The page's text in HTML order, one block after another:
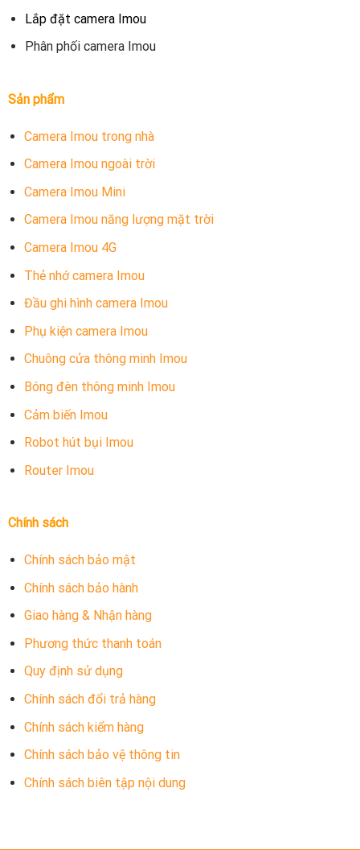
Lắp đặt camera Imou
Phân phối camera Imou
Sản phẩm
Camera Imou trong nhà
Camera Imou ngoài trời
Camera Imou Mini
Camera Imou năng lượng mặt trời
Camera Imou 4G
Thẻ nhớ camera Imou
Đầu ghi hình camera Imou
Phụ kiện camera Imou
Chuông cửa thông minh Imou
Bóng đèn thông minh Imou
Cảm biến Imou
Robot hút bụi Imou
Router Imou
Chính sách
Chính sách bảo mật
Chính sách bảo hành
Giao hàng & Nhận hàng
Phương thức thanh toán
Quy định sử dụng
Chính sách đổi trả hàng
Chính sách kiểm hàng
Chính sách bảo vệ thông tin
Chính sách biên tập nội dung